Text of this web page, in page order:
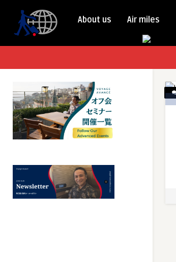
About us Air miles